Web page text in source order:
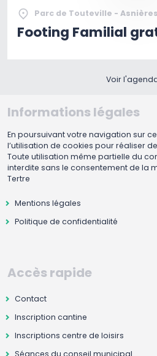
Parc de Touteville -
Footing Familial
Voir
Informations légales
En poursuivant votre navigation sur
l’utilisation de cookies pour réaliser
Toute utilisation même partielle du
interdite sans le consentement de la
Tertre
Mentions légales
Politique de confidentialité
Accès rapide
Contact
Inscription cantine
Inscriptions centre de loisirs
Séances du conseil municipal